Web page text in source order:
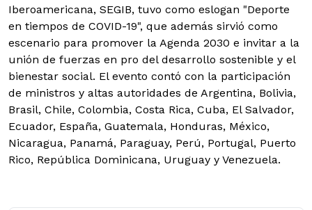
Iberoamericana, SEGIB, tuvo como eslogan "Deporte
en tiempos de COVID-19", que además sirvió como
escenario para promover la Agenda 2030 e invitar a la
unión de fuerzas en pro del desarrollo sostenible y el
bienestar social. El evento contó con la participación
de ministros y altas autoridades de Argentina, Bolivia,
Brasil, Chile, Colombia, Costa Rica, Cuba, El Salvador,
Ecuador, España, Guatemala, Honduras, México,
Nicaragua, Panamá, Paraguay, Perú, Portugal, Puerto
Rico, República Dominicana, Uruguay y Venezuela.